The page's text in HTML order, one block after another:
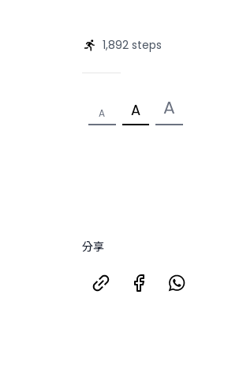
1,892 steps
A A A
分享